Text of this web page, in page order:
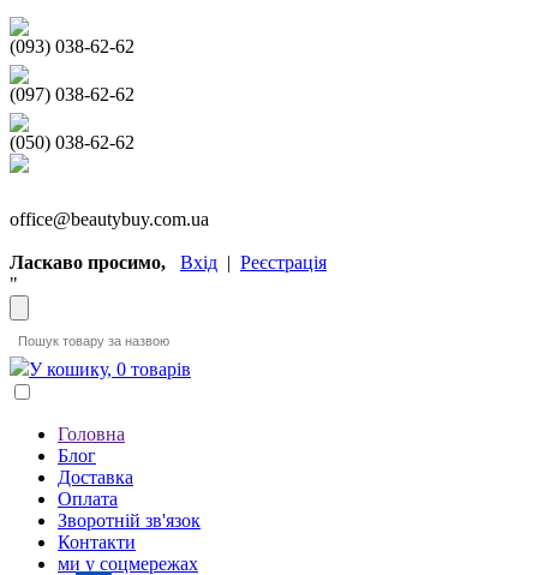
(093) 038-62-62
(097) 038-62-62
(050) 038-62-62
office@beautybuy.com.ua
Ласкаво просимо, Вхід | Реєстрація
"
У кошику, 0 товарів
Головна
Блог
Доставка
Оплата
Зворотній зв'язок
Контакти
ми у соцмережах